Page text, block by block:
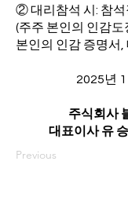
② 대리참석 시: 참
(주주 본인의 인감도
본인의 인감 증명서,
2025년
주식회사
대표이사 유
Previous